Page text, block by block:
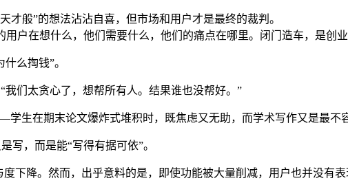
才般”的想法沾沾自喜，但市场和用户才是最终的裁判。
户在想什么，他们需要什么，他们的痛点在哪里。闭门造车，是创
么掏钱”。
们太贪心了，想帮所有人。结果谁也没帮好。”
生在期末论文爆炸式堆积时，既焦虑又无助，而学术写作又是最不
写，而是能“写得有据可依”。
下降。然而，出乎意料的是，即使功能被大量削减，用户也并没有